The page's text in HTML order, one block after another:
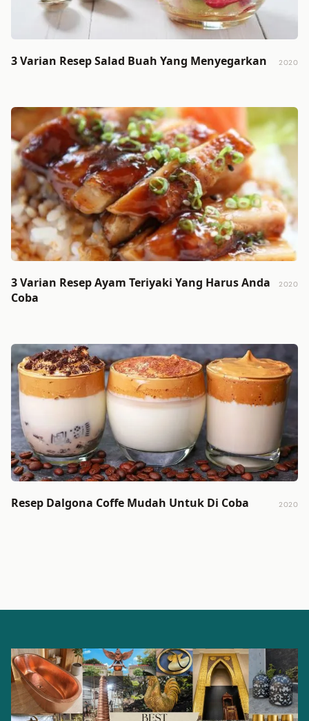
3 Varian Resep Salad Buah Yang Menyegarkan 2020
3 Varian Resep Ayam Teriyaki Yang Harus Anda
Coba
2020
Resep Dalgona Coffe Mudah Untuk Di Coba 2020